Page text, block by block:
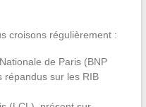
croisons régulièrement :
de Paris (BNP
répandus sur les RIB